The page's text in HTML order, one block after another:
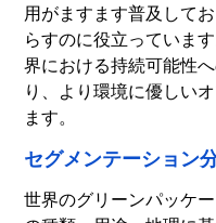
用がますます普及して
らすのに役立っていま
界における持続可能性
り、より環境に優しい
ます。
セグメンテーション
世界のグリーンパッケ